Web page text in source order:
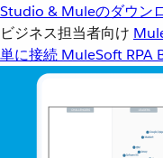
Studio & Muleのダウン
ビジネス担当者向け
単に接続 MuleSoft RPA